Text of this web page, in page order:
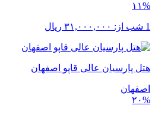
۱۱%
1 شب از: ۳۱,۰۰۰,۰۰۰ ریال
هتل پارسیان عالی قاپو اصفهان
اصفهان
۲۰%